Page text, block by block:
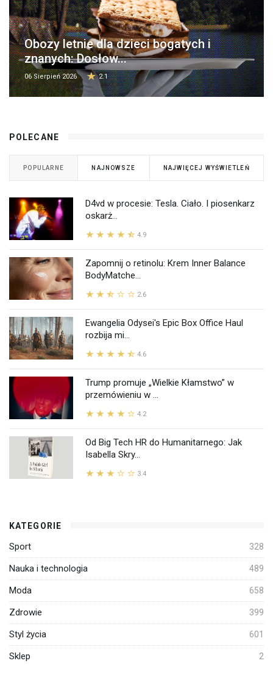
Obozy letnie dla dzieci bogatych i
znanych: Dosłow...
06 Sierpień 2026 2.1
POLECANE
POPULARNE NAJNOWSZE NAJWIĘCEJ WYŚWIETLEŃ
D4vd w procesie: Tesla. Ciało. I piosenkarz
oskarż...
4.9
Zapomnij o retinolu: Krem Inner Balance
BodyMatche...
2.6
Ewangelia Odysei's Epic Box Office Haul
rozbija mi...
4.6
Trump promuje „Wielkie Kłamstwo” w
przemówieniu w ...
4.2
Od Big Tech HR do Humanitarnego: Jak
Isabella Skry...
3.4
KATEGORIE
Sport 328
Nauka i technologia 489
Moda 658
Zdrowie 399
Styl życia 601
Sklep 2